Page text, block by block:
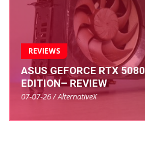
REVIEWS
ASUS GEFORCE RTX
EDITION– REVIEW
07-07-26 / AlternativeX